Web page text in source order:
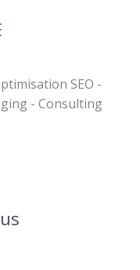
SEO -
- Consulting